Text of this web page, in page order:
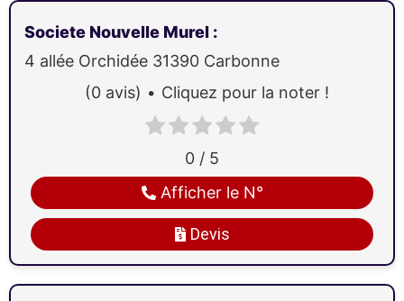
Societe Nouvelle Murel :
4 allée Orchidée 31390 Carbonne
Devis
Afficher le N°
0 / 5
(0 avis) Cliquez pour la noter !